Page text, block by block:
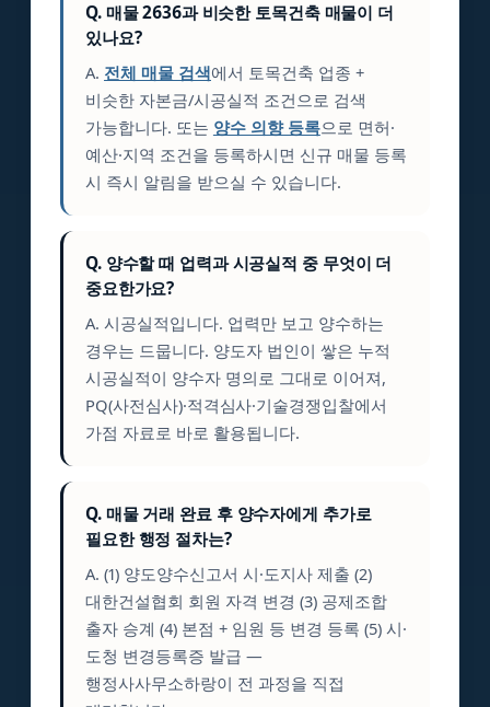
Q. 매물 2636과 비슷한 토목건축 매물이 더
있나요?
A. 전체 매물 검색에서 토목건축 업종 +
비슷한 자본금/시공실적 조건으로 검색
가능합니다. 또는 양수 의향 등록으로 면허·
예산·지역 조건을 등록하시면 신규 매물 등록
시 즉시 알림을 받으실 수 있습니다.
Q. 양수할 때 업력과 시공실적 중 무엇이 더
중요한가요?
A. 시공실적입니다. 업력만 보고 양수하는
경우는 드뭅니다. 양도자 법인이 쌓은 누적
시공실적이 양수자 명의로 그대로 이어져,
PQ(사전심사)·적격심사·기술경쟁입찰에서
가점 자료로 바로 활용됩니다.
Q. 매물 거래 완료 후 양수자에게 추가로
필요한 행정 절차는?
A. (1) 양도양수신고서 시·도지사 제출 (2)
대한건설협회 회원 자격 변경 (3) 공제조합
출자 승계 (4) 본점 + 임원 등 변경 등록 (5) 시·
도청 변경등록증 발급 —
행정사사무소하랑이 전 과정을 직접